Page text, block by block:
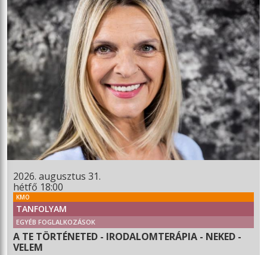
2026. augusztus 31.
hétfő 18:00
KMO
TANFOLYAM
EGYÉB FOGLALKOZÁSOK
A TE TÖRTÉNETED - IRODALOMTERÁPIA - NEKED -
VELEM